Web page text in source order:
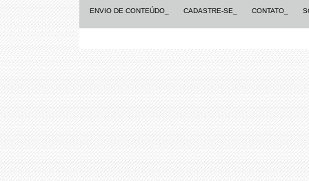
ENVIO DE CONTEÚDO_ CADASTRE-SE_ CONTATO_